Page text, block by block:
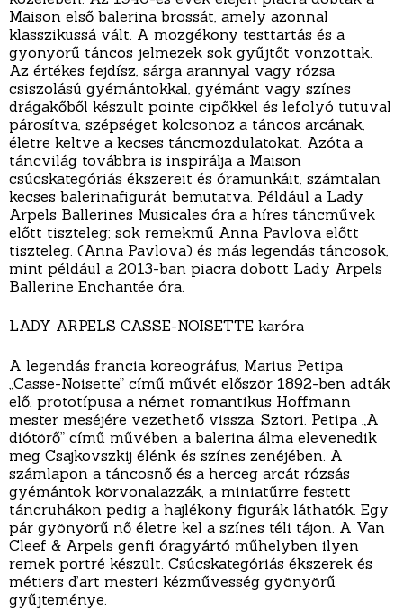
Maison első balerina brossát, amely azonnal
klasszikussá vált. A mozgékony testtartás és a
gyönyörű táncos jelmezek sok gyűjtőt vonzottak.
Az értékes fejdísz, sárga arannyal vagy rózsa
csiszolású gyémántokkal, gyémánt vagy színes
drágakőből készült pointe cipőkkel és lefolyó tutuval
párosítva, szépséget kölcsönöz a táncos arcának,
életre keltve a kecses táncmozdulatokat. Azóta a
táncvilág továbbra is inspirálja a Maison
csúcskategóriás ékszereit és óramunkáit, számtalan
kecses balerinafigurát bemutatva. Például a Lady
Arpels Ballerines Musicales óra a híres táncművek
előtt tiszteleg; sok remekmű Anna Pavlova előtt
tiszteleg. (Anna Pavlova) és más legendás táncosok,
mint például a 2013-ban piacra dobott Lady Arpels
Ballerine Enchantée óra.
LADY ARPELS CASSE-NOISETTE karóra
A legendás francia koreográfus, Marius Petipa
„Casse-Noisette” című művét először 1892-ben adták
elő, prototípusa a német romantikus Hoffmann
mester meséjére vezethető vissza. Sztori. Petipa „A
diótörő” című művében a balerina álma elevenedik
meg Csajkovszkij élénk és színes zenéjében. A
számlapon a táncosnő és a herceg arcát rózsás
gyémántok körvonalazzák, a miniatűrre festett
táncruhákon pedig a hajlékony figurák láthatók. Egy
pár gyönyörű nő életre kel a színes téli tájon. A Van
Cleef & Arpels genfi óragyártó műhelyben ilyen
remek portré készült. Csúcskategóriás ékszerek és
métiers d’art mesteri kézművesség gyönyörű
gyűjteménye.